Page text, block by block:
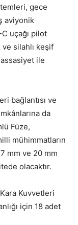
gece
aviyonik
uçağı pilot
ve silahlı keşif
ile
bağlantısı ve
da
Füze,
mühimmatların
mm ve 20 mm
olacaktır.
Kuvvetleri
için 18 adet